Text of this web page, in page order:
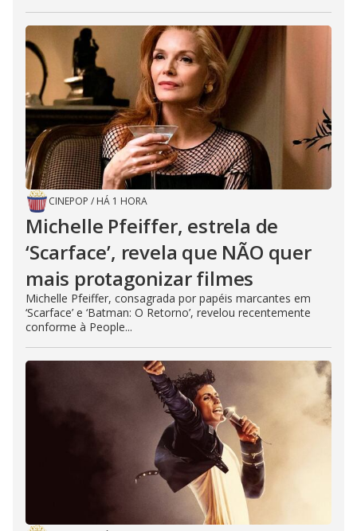
CINEPOP / HÁ 1 HORA
Michelle Pfeiffer, estrela de
‘Scarface’, revela que NÃO quer
mais protagonizar filmes
Michelle Pfeiffer, consagrada por papéis marcantes em
‘Scarface’ e ‘Batman: O Retorno’, revelou recentemente
conforme à People...